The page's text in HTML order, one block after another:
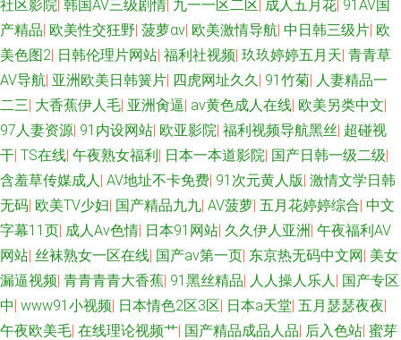
社区影院| 韩国AV三级剧情| 九一一区二区| 成人五月花| 91AV国
产精品| 欧美性交狂野| 菠萝αⅴ| 欧美激情导航| 中日韩三级片| 欧
美色图2| 日韩伦理片网站| 福利社视频| 玖玖婷婷五月天| 青青草
AV导航| 亚洲欧美日韩簧片| 四虎网址久久| 91竹菊| 人妻精品一
二三| 大香蕉伊人毛| 亚洲肏逼| av黄色成人在线| 欧美另类中文|
97人妻资源| 91内设网站| 欧亚影院| 福利视频导航黑丝| 超碰视
干| TS在线| 午夜熟女福利| 日本一本道影院| 国产日韩一级二级|
含羞草传媒成人| AV地址不卡免费| 91次元黄人版| 激情文学日韩
无码| 欧美TV少妇| 国产精品九九| AV菠萝| 五月花婷婷综合| 中文
字幕11页| 成人Av色情| 日本91网站| 久久伊人亚洲 | 午夜福利AV
网站| 丝袜熟女一区在线| 国产av第一页| 东京热无码中文网| 美女
漏逼视频| 青青青青大香蕉| 91黑丝精品| 人人操人乐人| 国产专区
中| www91小视频| 日本情色2区3区| 日本a天堂| 五月瑟瑟夜夜|
午夜欧美毛| 在线理论视频艹| 国产精品成品人品| 后入色站| 蜜芽